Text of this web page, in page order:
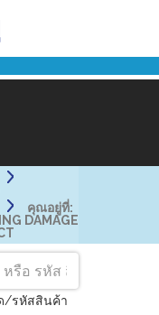
คุณอยู่ที่:
DAMAGE
/รหัสสินค้า